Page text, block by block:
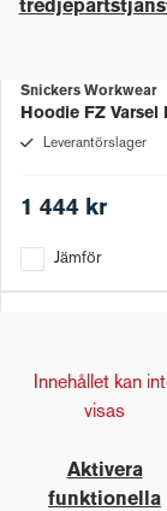
Snickers Workwear
Hoodie FZ Varsel
Leverantörslager
1 444 kr
Jämför
Innehållet kan
visas
Aktivera
funktionella